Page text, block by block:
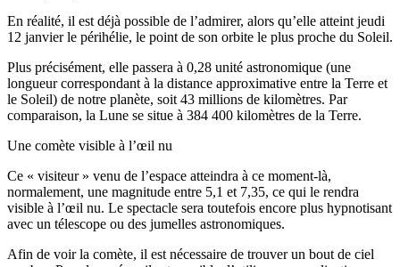
En réalité, il est déjà possible de l’admirer, alors qu’elle atteint jeudi
12 janvier le périhélie, le point de son orbite le plus proche du Soleil.
Plus précisément, elle passera à 0,28 unité astronomique (une
longueur correspondant à la distance approximative entre la Terre et
le Soleil) de notre planète, soit 43 millions de kilomètres. Par
comparaison, la Lune se situe à 384 400 kilomètres de la Terre.
Une comète visible à l’œil nu
Ce « visiteur » venu de l’espace atteindra à ce moment-là,
normalement, une magnitude entre 5,1 et 7,35, ce qui le rendra
visible à l’œil nu. Le spectacle sera toutefois encore plus hypnotisant
avec un télescope ou des jumelles astronomiques.
Afin de voir la comète, il est nécessaire de trouver un bout de ciel